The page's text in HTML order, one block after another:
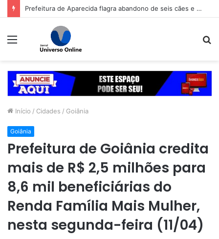
Prefeitura de Aparecida flagra abandono de seis cães e reitera que o ato é crime inafiançável
Menu
Início / Cidades / Goiânia
Goiânia
Prefeitura de Goiânia credita
mais de R$ 2,5 milhões para
8,6 mil beneficiárias do
Renda Família Mais Mulher,
nesta segunda-feira (11/04)